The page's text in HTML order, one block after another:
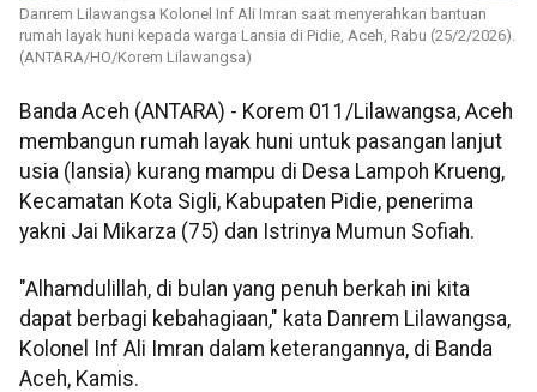
Danrem Lilawangsa Kolonel Inf Ali Imran saat menyerahkan bantuan
rumah layak huni kepada warga Lansia di Pidie, Aceh, Rabu (25/2/2026).
(ANTARA/HO/Korem Lilawangsa)
Banda Aceh (ANTARA) - Korem 011/Lilawangsa, Aceh
membangun rumah layak huni untuk pasangan lanjut
usia (lansia) kurang mampu di Desa Lampoh Krueng,
Kecamatan Kota Sigli, Kabupaten Pidie, penerima
yakni Jai Mikarza (75) dan Istrinya Mumun Sofiah.
"Alhamdulillah, di bulan yang penuh berkah ini kita
dapat berbagi kebahagiaan," kata Danrem Lilawangsa,
Kolonel Inf Ali Imran dalam keterangannya, di Banda
Aceh, Kamis.